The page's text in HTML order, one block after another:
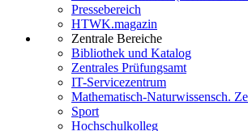
Pressebereich
HTWK.magazin
Zentrale Bereiche
Bibliothek und Katalog
Zentrales Prüfungsamt
IT-Servicezentrum
Mathematisch-Naturwissensch.
Sport
Hochschulkolleg